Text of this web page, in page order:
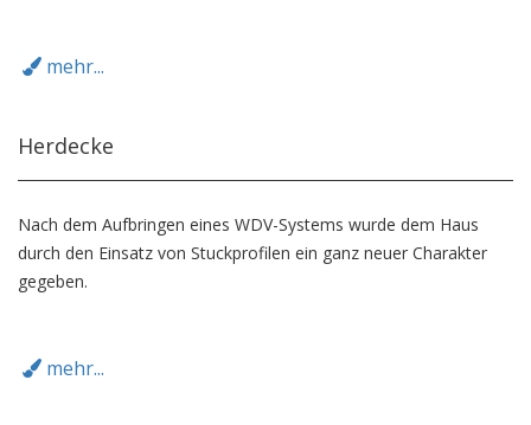
mehr...
Herdecke
Nach dem Aufbringen eines WDV-Systems wurde dem Haus
durch den Einsatz von Stuckprofilen ein ganz neuer Charakter
gegeben.
mehr...